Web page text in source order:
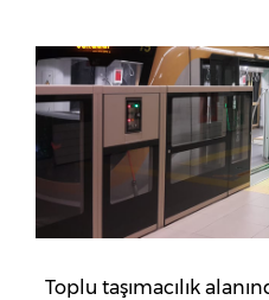
Toplu taşımacılık